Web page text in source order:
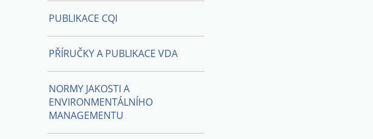
PUBLIKACE CQI
PŘÍRUČKY A PUBLIKACE VDA
NORMY JAKOSTI A
ENVIRONMENTÁLNÍHO
MANAGEMENTU